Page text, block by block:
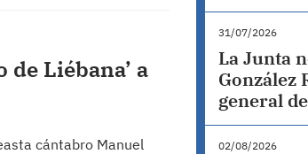
Liébana’ a
cántabro Manuel
31/07/2026
La Junta
González
general
02/08/2026